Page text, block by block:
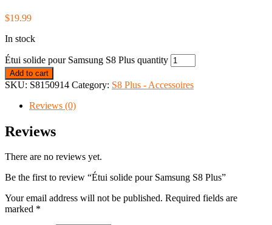
$19.99
In stock
Étui solide pour Samsung S8 Plus quantity
Add to cart
SKU: S8150914 Category: S8 Plus - Accessoires
Reviews (0)
Reviews
There are no reviews yet.
Be the first to review “Étui solide pour Samsung S8 Plus”
Your email address will not be published. Required fields are
marked *